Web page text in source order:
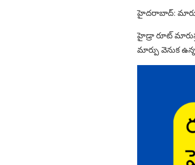
హైదరాబాద్:
హైడ్రా రూట్
మార్పు వెనుక